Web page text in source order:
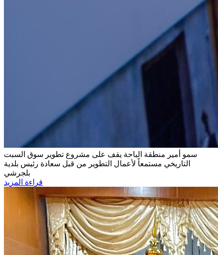
سمو أمير منطقة الباحة يقف على مشروع تطوير سوق السبت
التاريخي مستمعاً لأعمال التطوير من قبل سعادة رئيس بلدية
بلجرشي
قراءة المزيد